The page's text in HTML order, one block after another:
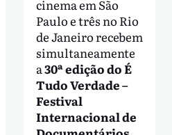
cinema em São
Paulo e três no Rio
de Janeiro recebem
simultaneamente
a30ª edição do É
Tudo Verdade –
Festival
Internacional de